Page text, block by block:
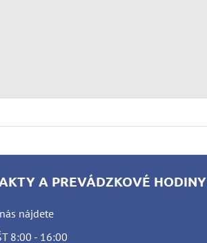
A PREVÁDZKOVÉ HODINY
nájdete
8:00 - 16:00